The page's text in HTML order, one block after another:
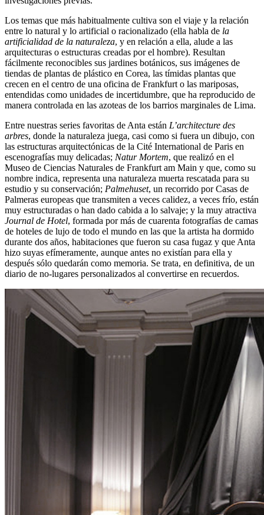
Los temas que más habitualmente cultiva son el viaje y la relación
entre lo natural y lo artificial o racionalizado (ella habla de la
artificialidad de la naturaleza, y en relación a ella, alude a las
arquitecturas o estructuras creadas por el hombre). Resultan
fácilmente reconocibles sus jardines botánicos, sus imágenes de
tiendas de plantas de plástico en Corea, las tímidas plantas que
crecen en el centro de una oficina de Frankfurt o las mariposas,
entendidas como unidades de incertidumbre, que ha reproducido de
manera controlada en las azoteas de los barrios marginales de Lima.
Entre nuestras series favoritas de Anta están L’architecture des
arbres, donde la naturaleza juega, casi como si fuera un dibujo, con
las estructuras arquitectónicas de la Cité International de Paris en
escenografías muy delicadas; Natur Mortem, que realizó en el
Museo de Ciencias Naturales de Frankfurt am Main y que, como su
nombre indica, representa una naturaleza muerta rescatada para su
estudio y su conservación; Palmehuset, un recorrido por Casas de
Palmeras europeas que transmiten a veces calidez, a veces frío, están
muy estructuradas o han dado cabida a lo salvaje; y la muy atractiva
Journal de Hotel, formada por más de cuarenta fotografías de camas
de hoteles de lujo de todo el mundo en las que la artista ha dormido
durante dos años, habitaciones que fueron su casa fugaz y que Anta
hizo suyas efímeramente, aunque antes no existían para ella y
después sólo quedarán como memoria. Se trata, en definitiva, de un
diario de no-lugares personalizados al convertirse en recuerdos.